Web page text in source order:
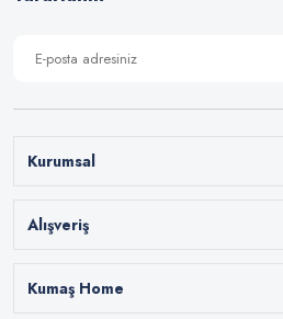
Kurumsal
Alışveriş
Kumaş Home